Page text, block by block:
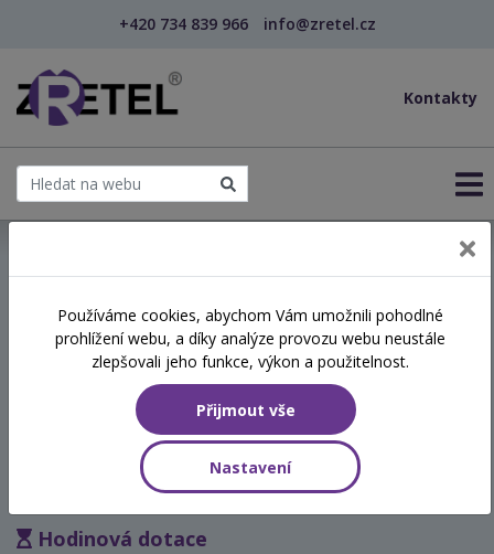
+420 734 839 966 info@zretel.cz
Kontakty
Základy specifického
přístupu k lidem s
mentálním postižením v
sociálních službách
Hodinová dotace
Používáme cookies, abychom Vám umožnili pohodlné
prohlížení webu, a díky analýze provozu webu neustále
zlepšovali jeho funkce, výkon a použitelnost.
Přijmout vše
Nastavení